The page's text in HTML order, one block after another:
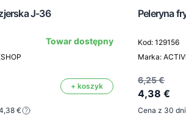
J-36
Towar dostępny
+ koszyk
€
Peleryna
Kod: 129156
Marka:
6,25 €
4,38 €
Cena z 30